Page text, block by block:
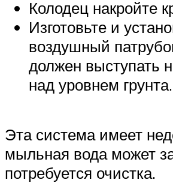
Колодец накройте
Изготовьте и
воздушный
должен выступать
над уровнем грунта.
Эта система имеет
мыльная вода может
потребуется очистка.